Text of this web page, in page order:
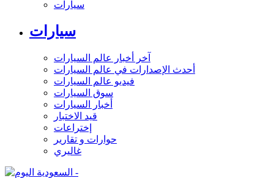
سيارات
سيارات
آخر أخبار عالم السيارات
أحدث الإصدارات في عالم السيارات
فيديو عالم السيارات
سوق السيارات
أخبار السيارات
قيد الاختبار
إختراعات
حوارات و تقارير
غاليري